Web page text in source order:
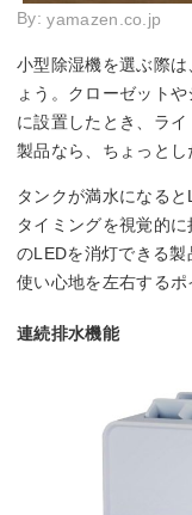
By:yamazen.co.jp
小型除湿機を選ぶ際
ょう。クローゼット
に設置したとき、ラ
製品なら、ちょっとし
タンクが満水になる
タイミングを視覚的
のLEDを消灯できる
使い心地を左右するポ
連続排水機能